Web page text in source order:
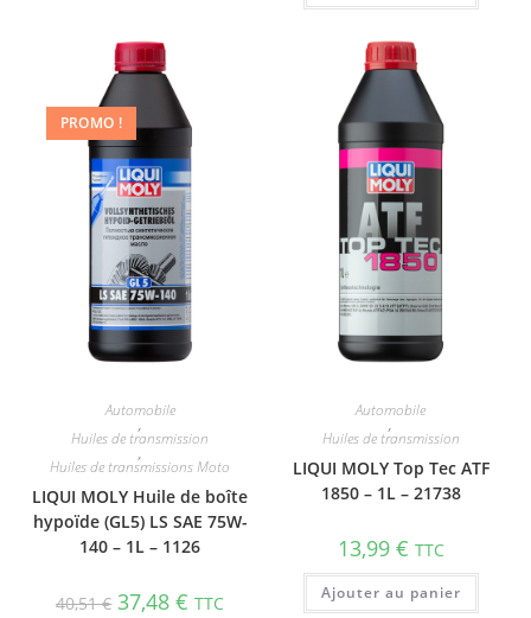
PROMO !
Automobile
,
Huiles de transmission
,
Huiles de transmissions Moto
LIQUI MOLY Huile de boîte
hypoïde (GL5) LS SAE 75W-
140 – 1L – 1126
40,51€ 37,48€ TTC
Automobile
,
Huiles de transmission
LIQUI MOLY Top Tec ATF
1850 – 1L – 21738
13,99 € TTC
Ajouter au panier